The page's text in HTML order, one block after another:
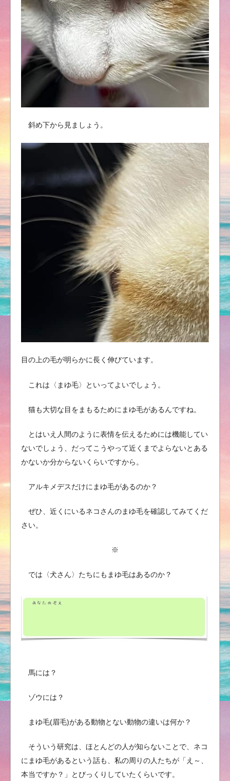
斜め下から見ましょう。
目の上の毛が明らかに長く伸びています。
これは〈まゆ毛〉といってよいでしょう。
猫も大切な目をまもるためにまゆ毛があるんですね。
とはいえ人間のように表情を伝えるためには機能してい
ないでしょう、だってこうやって近くまでよらないとある
かないか分からないくらいですから。
アルキメデスだけにまゆ毛があるのか？
ぜひ、近くにいるネコさんのまゆ毛を確認してみてくだ
さい。
※
では〈犬さん〉たちにもまゆ毛はあるのか？
馬には？
ゾウには？
まゆ毛(眉毛)がある動物とない動物の違いは何か？
そういう研究は、ほとんどの人が知らないことで、ネコ
にまゆ毛があるという話も、私の周りの人たちが「え～、
本当ですか？」とびっくりしていたくらいです。